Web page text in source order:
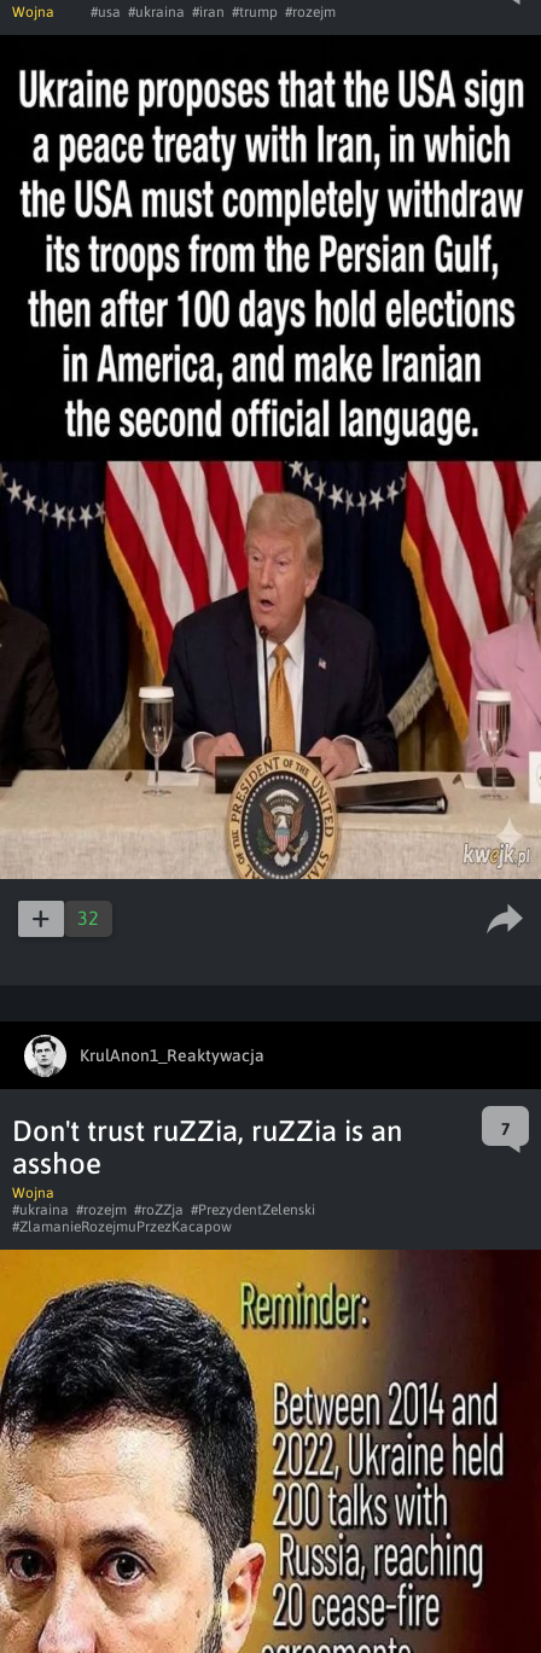
Wojna #usa #ukraina #iran #trump #rozejm
32
KrulAnon1_Reaktywacja
Don't trust ruZZia, ruZZia is an
asshoe
7
Wojna
#ukraina #rozejm #roZZja #PrezydentZelenski
#ZlamanieRozejmuPrzezKacapow